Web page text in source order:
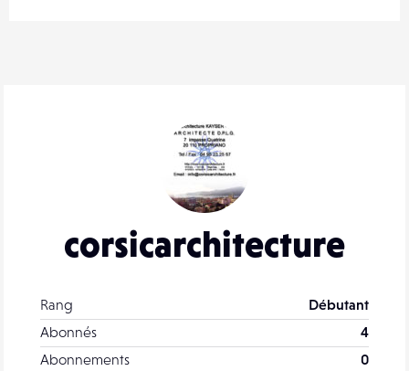
corsicarchitecture
Rang
Débutant
Abonnés
4
Abonnements
0